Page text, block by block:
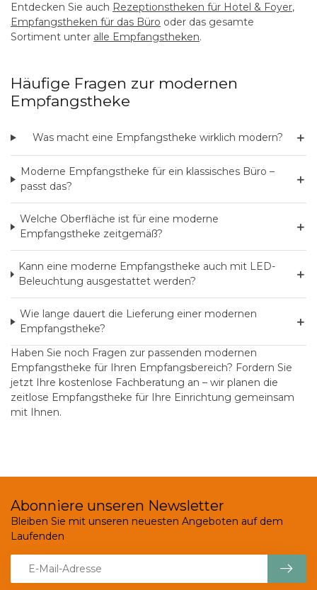
Entdecken Sie auch Rezeptionstheken für Hotel & Foyer,
Empfangstheken für das Büro oder das gesamte
Sortiment unter alle Empfangstheken.
Häufige Fragen zur modernen
Empfangstheke
Was macht eine Empfangstheke wirklich modern? ＋
Moderne Empfangstheke für ein klassisches Büro –
passt das?
＋
Welche Oberfläche ist für eine moderne
Empfangstheke zeitgemäß?
＋
Kann eine moderne Empfangstheke auch mit LED-
Beleuchtung ausgestattet werden?
＋
Wie lange dauert die Lieferung einer modernen
Empfangstheke?
＋
Haben Sie noch Fragen zur passenden modernen
Empfangstheke für Ihren Empfangsbereich? Fordern Sie
jetzt Ihre kostenlose Fachberatung an – wir planen die
zeitlose Empfangstheke für Ihre Einrichtung gemeinsam
mit Ihnen.
Abonniere unseren Newsletter
Bleiben Sie mit unseren neuesten Angeboten auf dem
Laufenden